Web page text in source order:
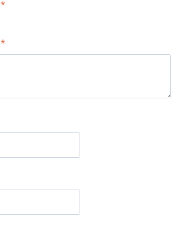
*
*